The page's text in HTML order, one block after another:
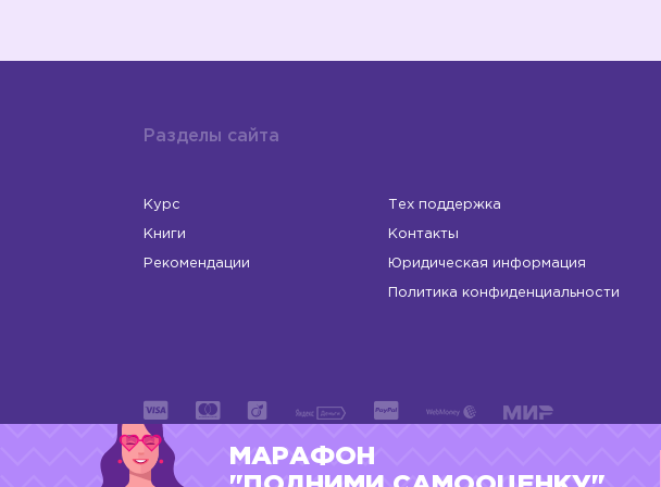
🔟
1️⃣
Разделы сайта
Курс
Книги
Рекомендации
Тех поддержка
Контакты
Юридическая информация
Политика конфиденциальности
ИП Левчук Людмила Николаевна
МАРАФОН